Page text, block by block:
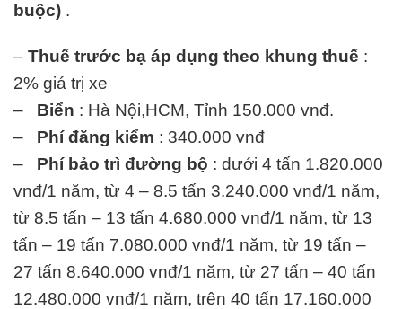
buộc) .
– Thuế trước bạ áp dụng theo khung thuế :
2% giá trị xe
– Biển : Hà Nội,HCM, Tỉnh 150.000 vnđ.
– Phí đăng kiểm : 340.000 vnđ
– Phí bảo trì đường bộ : dưới 4 tấn 1.820.000
vnđ/1 năm, từ 4 – 8.5 tấn 3.240.000 vnđ/1 năm,
từ 8.5 tấn – 13 tấn 4.680.000 vnđ/1 năm, từ 13
tấn – 19 tấn 7.080.000 vnđ/1 năm, từ 19 tấn –
27 tấn 8.640.000 vnđ/1 năm, từ 27 tấn – 40 tấn
12.480.000 vnđ/1 năm, trên 40 tấn 17.160.000